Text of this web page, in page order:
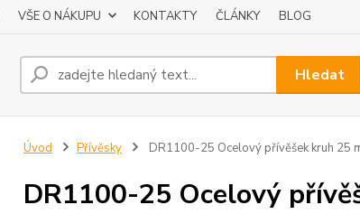
VŠE O NÁKUPU KONTAKTY ČLÁNKY BLOG
Hledat
Úvod Přívěsky DR1100-25 Ocelový přívěšek kruh 25
DR1100-25 Ocelový